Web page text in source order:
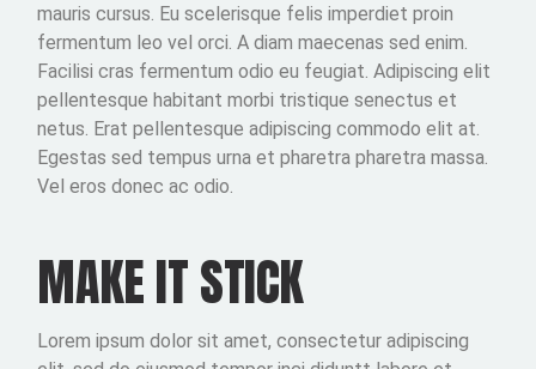
mauris cursus. Eu scelerisque felis imperdiet proin
fermentum leo vel orci. A diam maecenas sed enim.
Facilisi cras fermentum odio eu feugiat. Adipiscing elit
pellentesque habitant morbi tristique senectus et
netus. Erat pellentesque adipiscing commodo elit at.
Egestas sed tempus urna et pharetra pharetra massa.
Vel eros donec ac odio.
MAKE IT STICK
Lorem ipsum dolor sit amet, consectetur adipiscing